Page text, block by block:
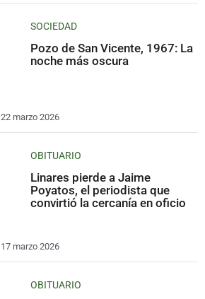
SOCIEDAD
Pozo de San Vicente, 1967: La
noche más oscura
22 marzo 2026
OBITUARIO
Linares pierde a Jaime
Poyatos, el periodista que
convirtió la cercanía en oficio
17 marzo 2026
OBITUARIO